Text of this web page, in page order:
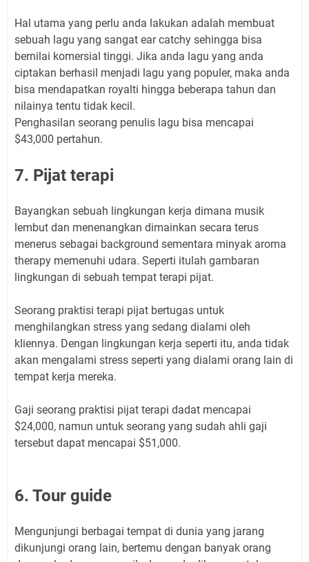
Hal utama yang perlu anda lakukan adalah membuat
sebuah lagu yang sangat ear catchy sehingga bisa
bernilai komersial tinggi. Jika anda lagu yang anda
ciptakan berhasil menjadi lagu yang populer, maka anda
bisa mendapatkan royalti hingga beberapa tahun dan
nilainya tentu tidak kecil.
Penghasilan seorang penulis lagu bisa mencapai
$43,000 pertahun.
7. Pijat terapi
Bayangkan sebuah lingkungan kerja dimana musik
lembut dan menenangkan dimainkan secara terus
menerus sebagai background sementara minyak aroma
therapy memenuhi udara. Seperti itulah gambaran
lingkungan di sebuah tempat terapi pijat.
Seorang praktisi terapi pijat bertugas untuk
menghilangkan stress yang sedang dialami oleh
kliennya. Dengan lingkungan kerja seperti itu, anda tidak
akan mengalami stress seperti yang dialami orang lain di
tempat kerja mereka.
Gaji seorang praktisi pijat terapi dadat mencapai
$24,000, namun untuk seorang yang sudah ahli gaji
tersebut dapat mencapai $51,000.
6. Tour guide
Mengunjungi berbagai tempat di dunia yang jarang
dikunjungi orang lain, bertemu dengan banyak orang